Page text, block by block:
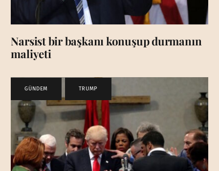
Narsist bir başkanı konuşup durmanın
maliyeti
GÜNDEM TRUMP